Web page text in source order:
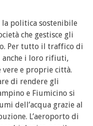
politica sostenibile
che gestisce gli
Per tutto il traffico di
anche i loro rifiuti,
vere e proprie città.
di rendere gli
e Fiumicino si
dell’acqua grazie al
L’aeroporto di